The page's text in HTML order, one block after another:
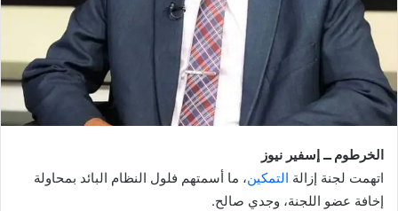
الخرطوم ــ إسفير نيوز
اتهمت لجنة إزالة التمكين، ما أسمتهم فلول النظام البائد بمحاولة
إخافة عضو اللجنة، وجدي صالح.